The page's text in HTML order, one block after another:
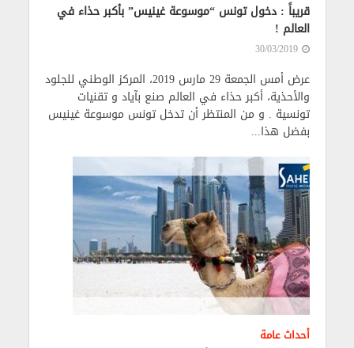
قريباً : دخول تونس “موسوعة غينيس” بأكبر حذاء في
العالم !
30/03/2019
عرض أمس الجمعة 29 مارس 2019، المركز الوطني للجلود
والأحذية، أكبر حذاء في العالم صنع بآياد و تقنيات
تونسية . و من المنتظر أن تدخل تونس موسوعة غينيس
بفضل هذا...
أحداث عامة